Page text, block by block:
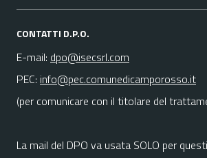
CONTATTI D.P.O.
E-mail: dpo@isecsrl.com
PEC: info@pec.comunedicamporosso.it
(per comunicare con il titolare del
La mail del DPO va usata SOLO per